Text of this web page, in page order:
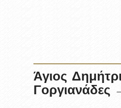
Άγιος
Γοργιανάδες